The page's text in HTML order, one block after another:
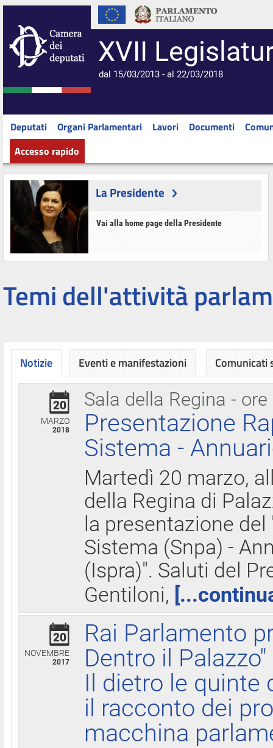
XVII
dal 15/03/2013 - al 22/03/2018
Deputati Organi Parlamentari Lavori Documenti
Accesso rapido
La Presidente
Vai alla home page della Presidente
Temi dell'attività
Notizie
Sala della Regina - ore
20
MARZO
2018
Presentazione
Sistema -
Martedì 20 marzo,
della Regina di
la presentazione
Sistema (Snpa) -
(Ispra)". Saluti del
Gentiloni,
20
NOVEMBRE
2017
Rai Parlamento
Dentro il Palazzo"
Il dietro le quinte
il racconto dei
macchina
Eventi e manifestazioni Comunicati